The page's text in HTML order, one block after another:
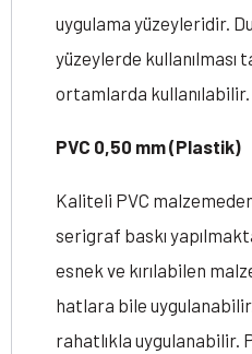
uygulama yüzeyleridir.
yüzeylerde kullanılması
ortamlarda kullanılabilir.
PVC 0,50 mm (Plastik)
Kaliteli PVC
serigraf baskı
esnek ve kırılabilen
hatlara bile
rahatlıkla uygulanabilir.